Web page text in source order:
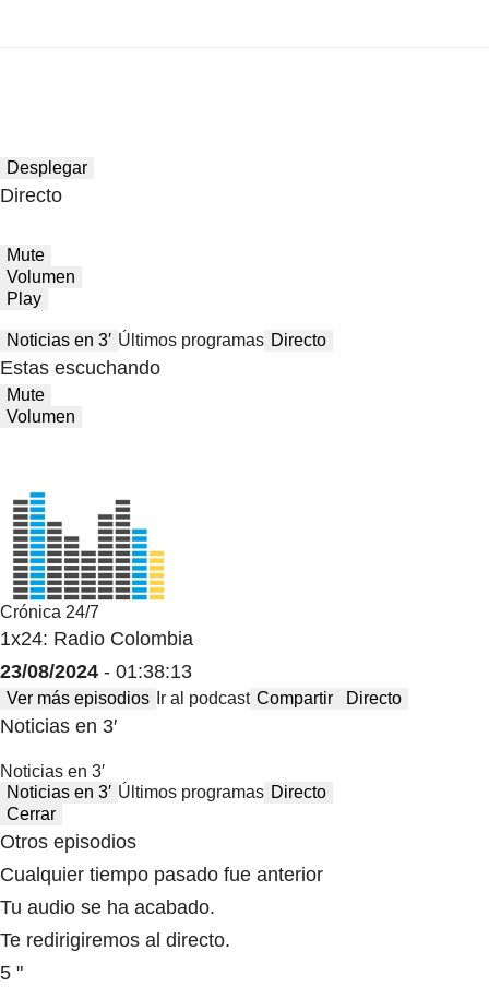
Desplegar
Directo
Mute
Volumen
Play
Noticias en 3′ Últimos programas Directo
Estas escuchando
Mute
Volumen
Crónica 24/7
1x24: Radio Colombia
23/08/2024 - 01:38:13
Ver más episodios Ir al podcast Compartir Directo
Noticias en 3′
Noticias en 3′
Noticias en 3′ Últimos programas Directo
Cerrar
Otros episodios
Cualquier tiempo pasado fue anterior
Tu audio se ha acabado.
Te redirigiremos al directo.
5 "